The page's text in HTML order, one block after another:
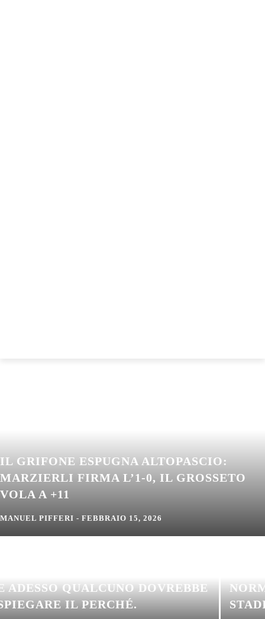
IL GRIFONE ESPUGNA ALTOPASCIO:
MARZIERLI FIRMA L’1-0, IL GROSSETO
VOLA A +11
MANUEL PIFFERI - FEBBRAIO 15, 2026
ADESSO QUALCUNO DOVREBBE
IL PERCHÉ.